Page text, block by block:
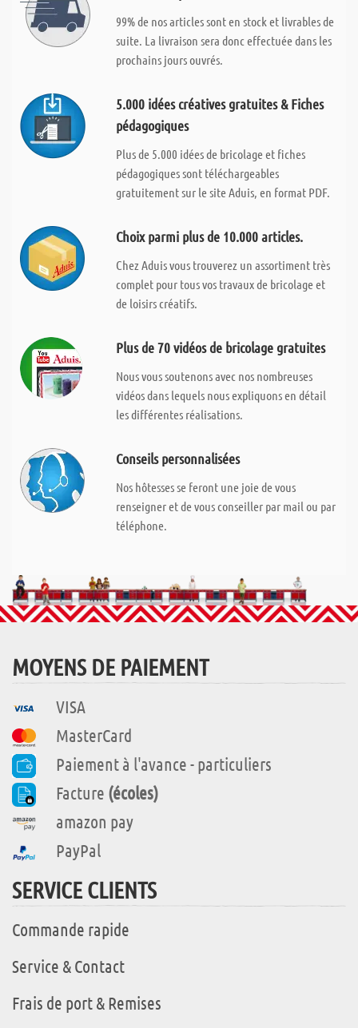
99% de nos articles sont en stock et livrables de
suite. La livraison sera donc effectuée dans les
prochains jours ouvrés.
5.000 idées créatives gratuites & Fiches
pédagogiques
Plus de 5.000 idées de bricolage et fiches
pédagogiques sont téléchargeables
gratuitement sur le site Aduis, en format PDF.
Choix parmi plus de 10.000 articles.
Chez Aduis vous trouverez un assortiment très
complet pour tous vos travaux de bricolage et
de loisirs créatifs.
Plus de 70 vidéos de bricolage gratuites
Nous vous soutenons avec nos nombreuses
vidéos dans lequels nous expliquons en détail
les différentes réalisations.
Conseils personnalisées
Nos hôtesses se feront une joie de vous
renseigner et de vous conseiller par mail ou par
téléphone.
MOYENS DE PAIEMENT
VISA
MasterCard
Paiement à l'avance - particuliers
Facture (écoles)
amazon pay
PayPal
SERVICE CLIENTS
Commande rapide
Service & Contact
Frais de port & Remises